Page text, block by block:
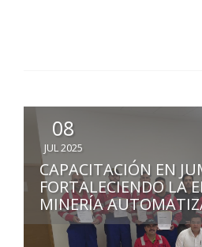
08
JUL 2025
CAPACITACIÓN EN
FORTALECIENDO LA
MINERÍA